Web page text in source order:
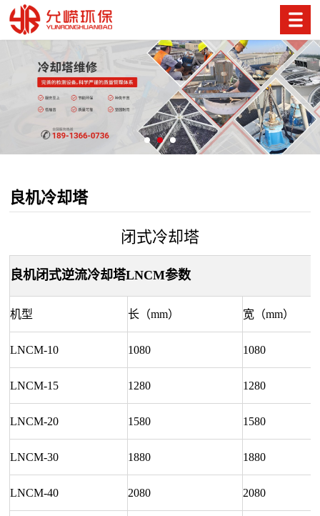
良机冷却塔
闭式冷却塔
良机闭式逆流冷却塔LNCM参数
机型 长（mm） 宽（mm）
LNCM-10 1080 1080
LNCM-15 1280 1280
LNCM-20 1580 1580
LNCM-30 1880 1880
LNCM-40 2080 2080